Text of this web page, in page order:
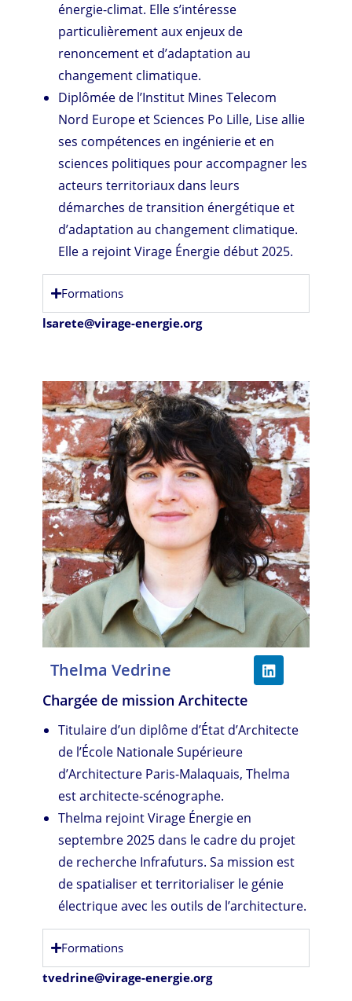
énergie-climat. Elle s’intéresse
particulièrement aux enjeux de
renoncement et d’adaptation au
changement climatique.
Diplômée de l’Institut Mines Telecom
Nord Europe et Sciences Po Lille, Lise allie
ses compétences en ingénierie et en
sciences politiques pour accompagner les
acteurs territoriaux dans leurs
démarches de transition énergétique et
d’adaptation au changement climatique.
Elle a rejoint Virage Énergie début 2025.
Formations
lsarete@virage-energie.org
Thelma Vedrine
Chargée de mission Architecte
Titulaire d’un diplôme d’État d’Architecte
de l’École Nationale Supérieure
d’Architecture Paris-Malaquais, Thelma
est architecte-scénographe.
Thelma rejoint Virage Énergie en
septembre 2025 dans le cadre du projet
de recherche Infrafuturs. Sa mission est
de spatialiser et territorialiser le génie
électrique avec les outils de l’architecture.
Formations
tvedrine@virage-energie.org